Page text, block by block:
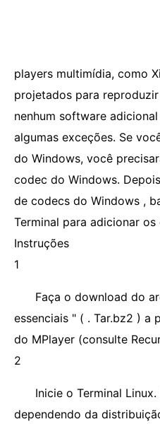
players multimídia, como
projetados para
nenhum software
algumas exceções. Se
do Windows, você
codec do Windows.
de codecs do Windows ,
Terminal para adicionar os
Instruções
1
Faça o download do
essenciais " ( . Tar.bz2 ) a
do MPlayer (consulte
2
Inicie o Terminal
dependendo da